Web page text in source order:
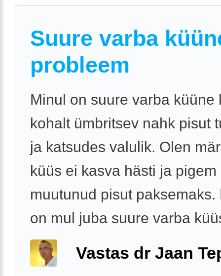
Suure varba
probleem
Minul on suure varba küüne
kohalt ümbritsev nahk pisut
ja katsudes valulik. Olen
küüs ei kasva hästi ja pigem
muutunud pisut paksemaks.
on mul juba suure varba
Vastas dr Jaan